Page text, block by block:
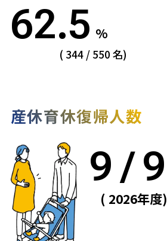
62.5 %
( 344 / 550 名)
産休育休復帰人数
9 / 9
( 2026年度)